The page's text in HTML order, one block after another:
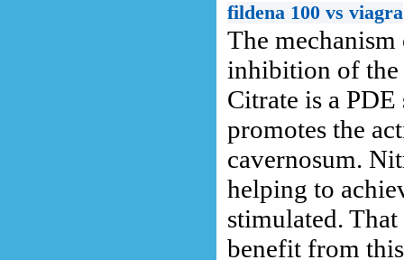
fildena 100 vs viagra
The
inhibition of the
Citrate is a
promotes the
cavernosum.
helping to
stimulated.
benefit from